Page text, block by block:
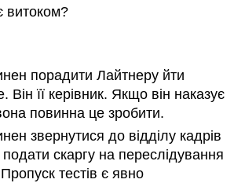
витоком?
порадити Лайтнеру йти
Він її керівник. Якщо він наказує
повинна це зробити.
звернутися до відділу кадрів
скаргу на переслідування
тестів є явно